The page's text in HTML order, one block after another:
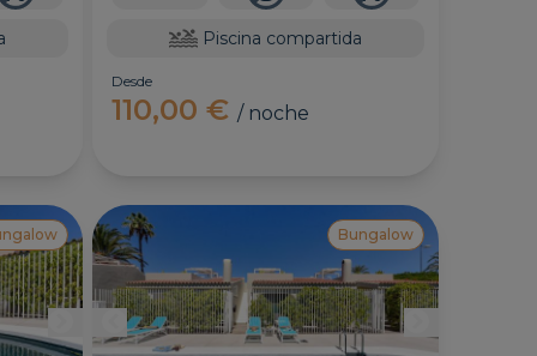
Piscina compartida
Desde
110,00 €/ noche
Bungalow